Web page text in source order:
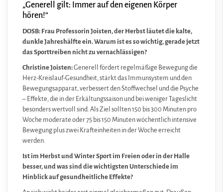
„Generell gilt: Immer auf den eigenen Körper
hören!“
DOSB: Frau Professorin Joisten, der Herbst läutet die kalte,
dunkle Jahreshälfte ein. Warum ist es so wichtig, gerade jetzt
das Sporttreiben nicht zu vernachlässigen?
Christine Joisten:Generell fördert regelmäßige Bewegung die
Herz-Kreislauf-Gesundheit, stärkt das Immunsystem und den
Bewegungsapparat, verbessert den Stoffwechsel und die Psyche
– Effekte, die in der Erkältungssaison und bei weniger Tageslicht
besonders wertvoll sind. Als Ziel sollten 150 bis 300 Minuten pro
Woche moderate oder 75 bis 150 Minuten wöchentlich intensive
Bewegung plus zwei Krafteinheiten in der Woche erreicht
werden.
Ist im Herbst und Winter Sport im Freien oder in der Halle
besser, und was sind die wichtigsten Unterschiede im
Hinblick auf gesundheitliche Effekte?